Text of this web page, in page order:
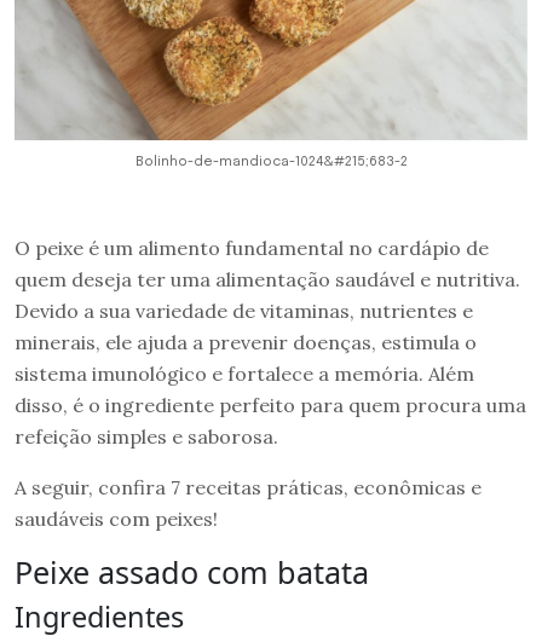
Bolinho-de-mandioca-1024&#215;683-2
O peixe é um alimento fundamental no cardápio de
quem deseja ter uma alimentação saudável e nutritiva.
Devido a sua variedade de vitaminas, nutrientes e
minerais, ele ajuda a prevenir doenças, estimula o
sistema imunológico e fortalece a memória. Além
disso, é o ingrediente perfeito para quem procura uma
refeição simples e saborosa.
A seguir, confira 7 receitas práticas, econômicas e
saudáveis com peixes!
Peixe assado com batata
Ingredientes